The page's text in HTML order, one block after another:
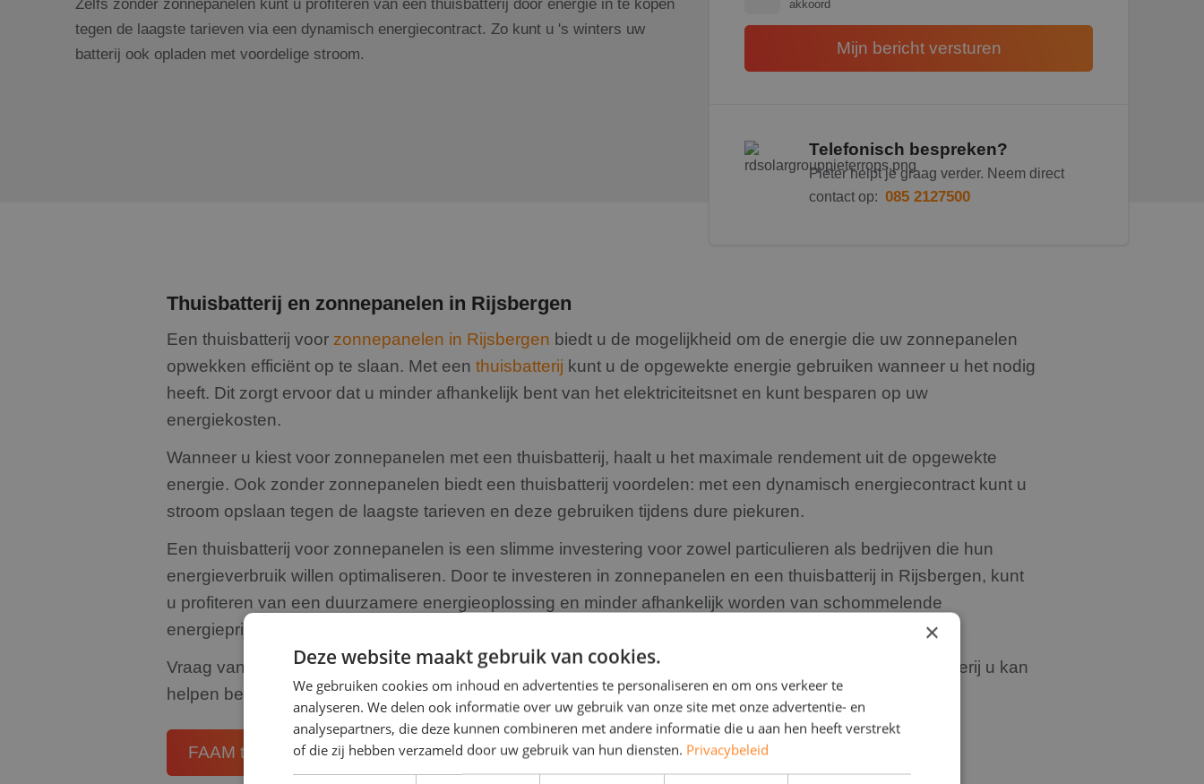
Zelfs zonder zonnepanelen kunt u profiteren van een thuisbatterij door energie in te kopen
tegen de laagste tarieven via een dynamisch energiecontract. Zo kunt u 's winters uw
batterij ook opladen met voordelige stroom.
akkoord
Telefonisch bespreken?
Pieter helpt je graag verder. Neem direct
contact op: 085 2127500
Thuisbatterij en zonnepanelen in Rijsbergen
Een thuisbatterij voor zonnepanelen in Rijsbergen biedt u de mogelijkheid om de energie die uw zonnepanelen
opwekken efficiënt op te slaan. Met een thuisbatterij kunt u de opgewekte energie gebruiken wanneer u het nodig
heeft. Dit zorgt ervoor dat u minder afhankelijk bent van het elektriciteitsnet en kunt besparen op uw
energiekosten.
Wanneer u kiest voor zonnepanelen met een thuisbatterij, haalt u het maximale rendement uit de opgewekte
energie. Ook zonder zonnepanelen biedt een thuisbatterij voordelen: met een dynamisch energiecontract kunt u
stroom opslaan tegen de laagste tarieven en deze gebruiken tijdens dure piekuren.
Een thuisbatterij voor zonnepanelen is een slimme investering voor zowel particulieren als bedrijven die hun
energieverbruik willen optimaliseren. Door te investeren in zonnepanelen en een thuisbatterij in Rijsbergen, kunt
u profiteren van een duurzamere energieoplossing en minder afhankelijk worden van schommelende
energieprijzen.
Vraag vandaag nog een vrijblijvend adviesgesprek aan bij RD Solar Group en ontdek hoe een thuisbatterij u kan
helpen besparen in Rijsbergen.
FAAM thuisbatterij Sessy thuisbatterij
×
Deze website maakt gebruik van cookies.
We gebruiken cookies om inhoud en advertenties te personaliseren en om ons verkeer te
analyseren. We delen ook informatie over uw gebruik van onze site met onze advertentie- en
analysepartners, die deze kunnen combineren met andere informatie die u aan hen heeft verstrekt
of die zij hebben verzameld door uw gebruik van hun diensten. Privacybeleid